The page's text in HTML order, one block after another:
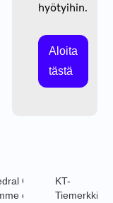
hyötyihin.
Aloita
tästä
Group Oy
olleet todella
KT-
Tiemerkkinät